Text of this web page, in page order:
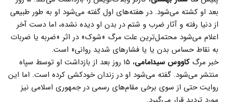
بعد او کشته می‌شود. در هفته‌های اول گفته می‌شود او به طور طبیعی
از دنیا رفته و آثار ضرب و شتم در بدن او دیده نشده، اما دست آخر
اعلام می‌شود محتمل‌ترین علت مرگ «شوک» در اثر «ضربه یا ضربات
به نقاط حساس بدن یا یا فشارهای شدید روانی» است.
خبر مرگ کاووس سیدامامی
، ۱۵ روز بعد از بازداشت او توسط سپاه
منتشر می‌شود. گفته می‌شود او در زندان خودکشی کرده است. اما این
روایت حتی از سوی برخی مقام‌های رسمی در جمهوری اسلامی نیز